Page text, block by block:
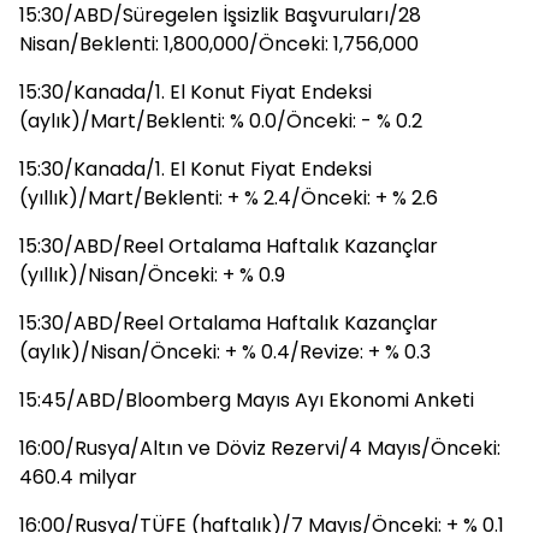
15:30/ABD/Süregelen İşsizlik Başvuruları/28
Nisan/Beklenti: 1,800,000/Önceki: 1,756,000
15:30/Kanada/1. El Konut Fiyat Endeksi
(aylık)/Mart/Beklenti: % 0.0/Önceki: - % 0.2
15:30/Kanada/1. El Konut Fiyat Endeksi
(yıllık)/Mart/Beklenti: + % 2.4/Önceki: + % 2.6
15:30/ABD/Reel Ortalama Haftalık Kazançlar
(yıllık)/Nisan/Önceki: + % 0.9
15:30/ABD/Reel Ortalama Haftalık Kazançlar
(aylık)/Nisan/Önceki: + % 0.4/Revize: + % 0.3
15:45/ABD/Bloomberg Mayıs Ayı Ekonomi Anketi
16:00/Rusya/Altın ve Döviz Rezervi/4 Mayıs/Önceki:
460.4 milyar
16:00/Rusya/TÜFE (haftalık)/7 Mayıs/Önceki: + % 0.1